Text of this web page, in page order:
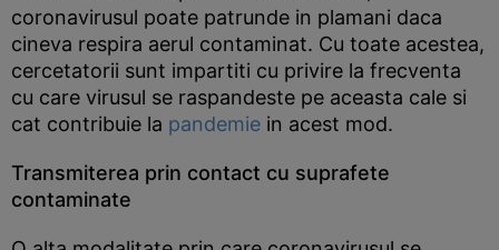
coronavirusul poate patrunde in plamani daca
cineva respira aerul contaminat. Cu toate acestea,
cercetatorii sunt impartiti cu privire la frecventa
cu care virusul se raspandeste pe aceasta cale si
cat contribuie la pandemie in acest mod.
Transmiterea prin contact cu suprafete
contaminate